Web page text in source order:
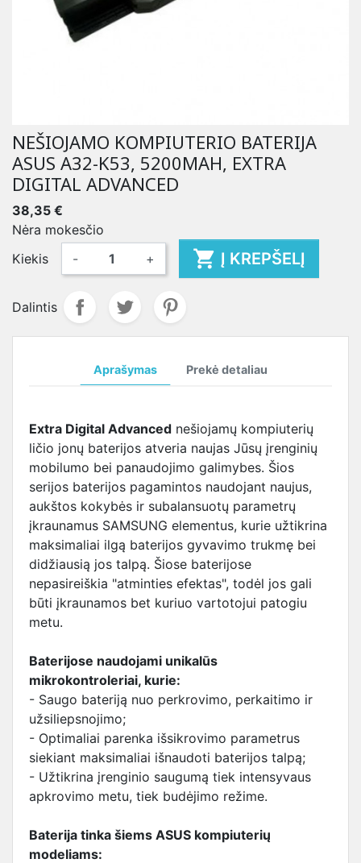
NEŠIOJAMO KOMPIUTERIO BATERIJA
ASUS A32-K53, 5200MAH, EXTRA
DIGITAL ADVANCED
38,35 €
Nėra mokesčio
Kiekis
- +  Į KREPŠELĮ
Dalintis
Aprašymas Prekė detaliau
Extra Digital Advanced nešiojamų kompiuterių
ličio jonų baterijos atveria naujas Jūsų įrenginių
mobilumo bei panaudojimo galimybes. Šios
serijos baterijos pagamintos naudojant naujus,
aukštos kokybės ir subalansuotų parametrų
įkraunamus SAMSUNG elementus, kurie užtikrina
maksimaliai ilgą baterijos gyvavimo trukmę bei
didžiausią jos talpą. Šiose baterijose
nepasireiškia "atminties efektas", todėl jos gali
būti įkraunamos bet kuriuo vartotojui patogiu
metu.
Baterijose naudojami unikalūs
mikrokontroleriai, kurie:
- Saugo bateriją nuo perkrovimo, perkaitimo ir
užsiliepsnojimo;
- Optimaliai parenka išsikrovimo parametrus
siekiant maksimaliai išnaudoti baterijos talpą;
- Užtikrina įrenginio saugumą tiek intensyvaus
apkrovimo metu, tiek budėjimo režime.
Baterija tinka šiems ASUS kompiuterių
modeliams: